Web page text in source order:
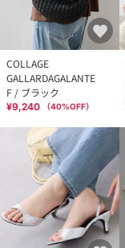
COLLAGE
GALLARDAGALANTE
F / ブラック
¥9,240 （40%OFF）